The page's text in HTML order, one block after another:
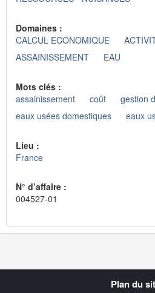
Domaines :
CALCUL ECONOMIQUE
ASSAINISSEMENT
EAU
Mots clés :
assainissement
coût gestion
eaux usées domestiques
eaux
Lieu :
France
N° d’affaire :
004527-01
Plan du